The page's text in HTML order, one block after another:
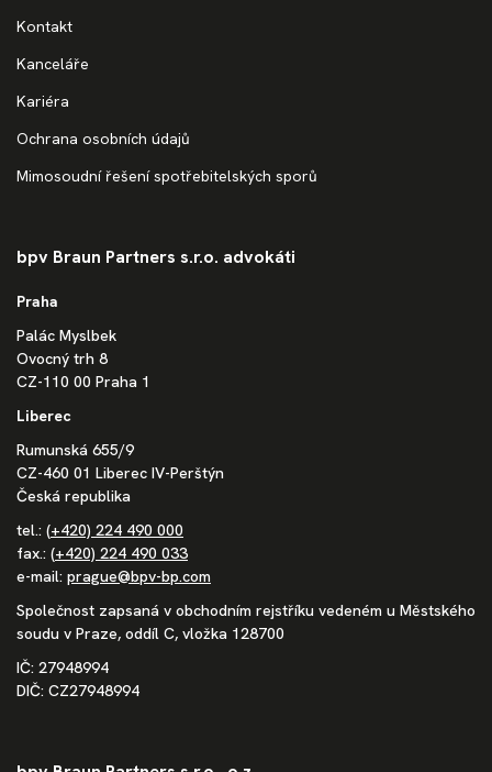
Kontakt
Kanceláře
Kariéra
Ochrana osobních údajů
Mimosoudní řešení spotřebitelských sporů
bpv Braun Partners s.r.o. advokáti
Praha
Palác Myslbek
Ovocný trh 8
CZ-110 00 Praha 1
Liberec
Rumunská 655/9
CZ-460 01 Liberec IV-Perštýn
Česká republika
tel.: (+420) 224 490 000
fax.: (+420) 224 490 033
e-mail: prague@bpv-bp.com
Společnost zapsaná v obchodním rejstříku vedeném u Městského
soudu v Praze, oddíl C, vložka 128700
IČ: 27948994
DIČ: CZ27948994